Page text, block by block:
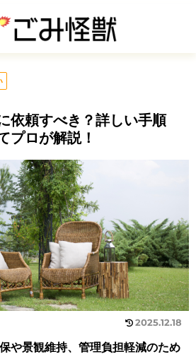
依頼すべき？詳しい手順
プロが解説！
2025.12.18
や景観維持、管理負担軽減のため